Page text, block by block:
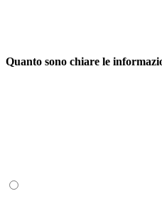
Quanto sono chiare le